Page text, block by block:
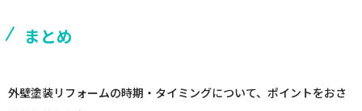
まとめ
外壁塗装リフォームの時期・タイミングについて、ポイントをおさ